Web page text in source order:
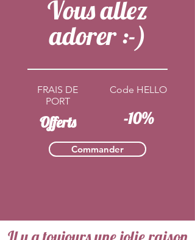
Vous allez
adorer :-)
FRAIS DE
PORT
Code HELLO
Offerts -10%
Commander